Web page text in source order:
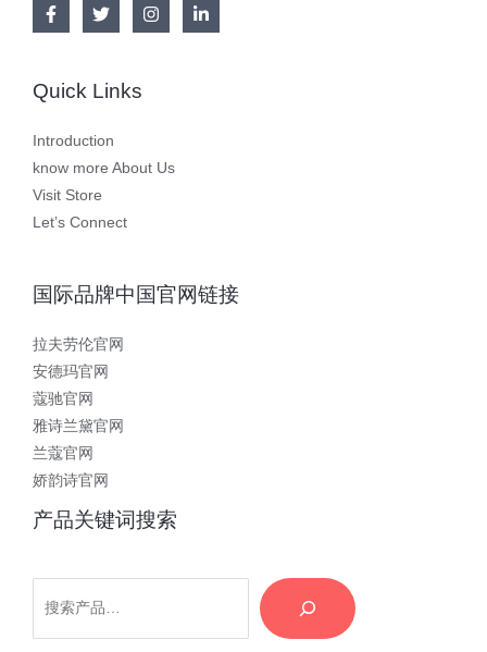
Quick Links
Introduction
know more About Us
Visit Store
Let’s Connect
国际品牌中国官网链接
拉夫劳伦官网
安德玛官网
蔻驰官网
雅诗兰黛官网
兰蔻官网
娇韵诗官网
产品关键词搜索